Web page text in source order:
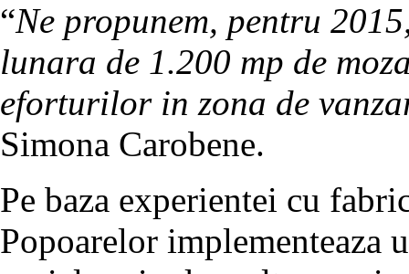
“Ne propunem, pentru
lunara de 1.200 mp de
eforturilor in zona de
Simona Carobene.
Pe baza experientei cu
Popoarelor implementeaza